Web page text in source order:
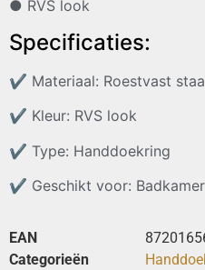
● RVS look
Specificaties:
✔ Materiaal: Roestvast
✔ Kleur: RVS look
✔ Type: Handdoekring
✔ Geschikt voor:
EAN
Categorieën